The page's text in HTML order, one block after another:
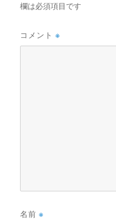
欄は必須項目です
コメント※
名前※